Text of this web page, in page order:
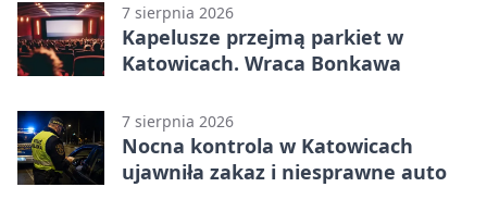
7 sierpnia 2026
Kapelusze przejmą parkiet w
Katowicach. Wraca Bonkawa
7 sierpnia 2026
Nocna kontrola w Katowicach
ujawniła zakaz i niesprawne auto